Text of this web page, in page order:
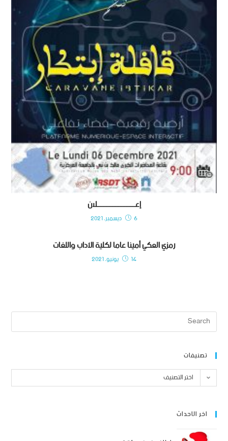
إعـــــــــــــــــــــــــلان
6 ديسمبر، 2021
رمزي العكي أمينا عاما لكلية الآداب واللغات
14 يونيو، 2021
تصنيفات
اختر التصنيف
اخر الاحداث